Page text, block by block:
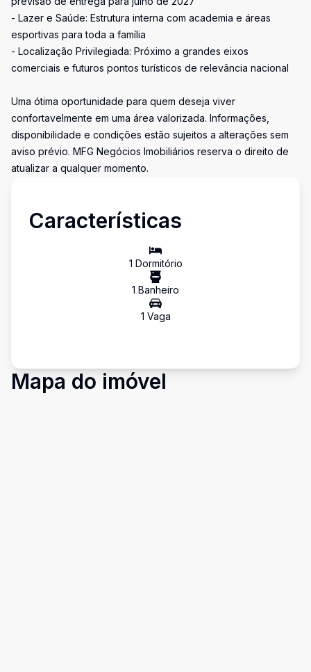
- Lazer e Saúde: Estrutura interna com academia e áreas
esportivas para toda a família
- Localização Privilegiada: Próximo a grandes eixos
comerciais e futuros pontos turísticos de relevância nacional
Uma ótima oportunidade para quem deseja viver
confortavelmente em uma área valorizada. Informações,
disponibilidade e condições estão sujeitos a alterações sem
aviso prévio. MFG Negócios Imobiliários reserva o direito de
atualizar a qualquer momento.
Características
1 Dormitório
1 Banheiro
1 Vaga
Mapa do imóvel